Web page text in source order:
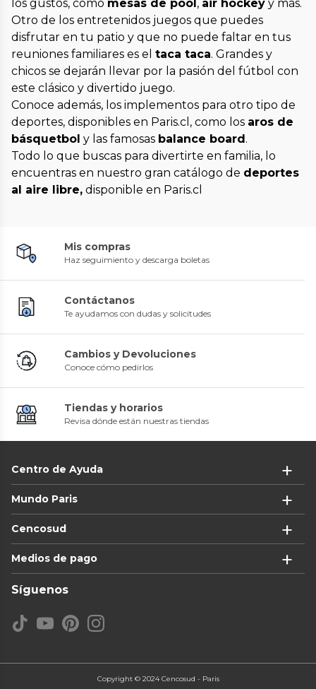
los gustos, como mesas de pool, air hockey y más.
Otro de los entretenidos juegos que puedes
disfrutar en tu patio y que no puede faltar en tus
reuniones familiares es el taca taca. Grandes y
chicos se dejarán llevar por la pasión del fútbol con
este clásico y divertido juego.
Conoce además, los implementos para otro tipo de
deportes, disponibles en Paris.cl, como los aros de
básquetbol y las famosas balance board.
Todo lo que buscas para divertirte en familia, lo
encuentras en nuestro gran catálogo de deportes
al aire libre, disponible en Paris.cl
Mis compras
Haz seguimiento y descarga boletas
Contáctanos
Te ayudamos con dudas y solicitudes
Cambios y Devoluciones
Conoce cómo pedirlos
Tiendas y horarios
Revisa dónde están nuestras tiendas
Centro de Ayuda
Mundo Paris
Cencosud
Medios de pago
Síguenos
Copyright © 2024 Cencosud - Paris